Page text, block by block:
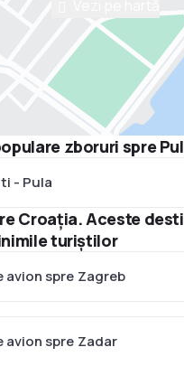
zboruri spre
- Pula
Croaţia. Aceste
turiștilor
avion spre Zagreb
avion spre Zadar